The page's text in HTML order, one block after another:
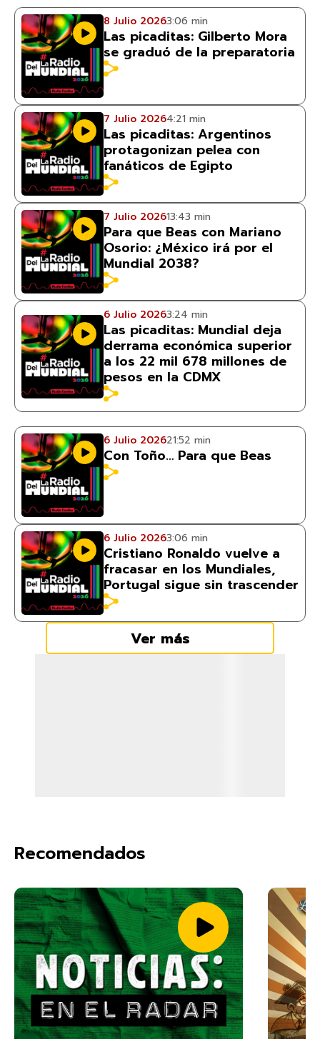
8 Julio 20263:06 min
Las picaditas: Gilberto Mora
se graduó de la preparatoria
7 Julio 20264:21 min
Las picaditas: Argentinos
protagonizan pelea con
fanáticos de Egipto
7 Julio 202613:43 min
Para que Beas con Mariano
Osorio: ¿México irá por el
Mundial 2038?
6 Julio 20263:24 min
Las picaditas: Mundial deja
derrama económica superior
a los 22 mil 678 millones de
pesos en la CDMX
6 Julio 202621:52 min
Con Toño… Para que Beas
6 Julio 20263:06 min
Cristiano Ronaldo vuelve a
fracasar en los Mundiales,
Portugal sigue sin trascender
Ver más
Recomendados